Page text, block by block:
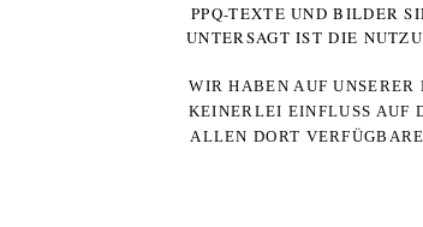
PPQ-TEXTE UND BILDER
UNTERSAGT IST DIE
WIR HABEN AUF
KEINERLEI EINFLUSS AUF
ALLEN DORT